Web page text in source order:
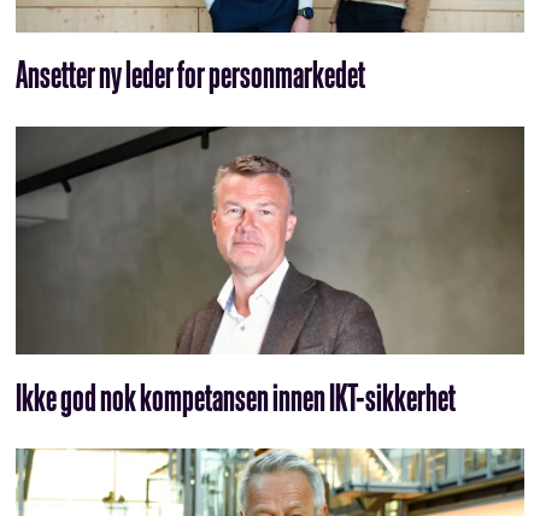
Ansetter ny leder for personmarkedet
Ikke god nok kompetansen innen IKT-sikkerhet